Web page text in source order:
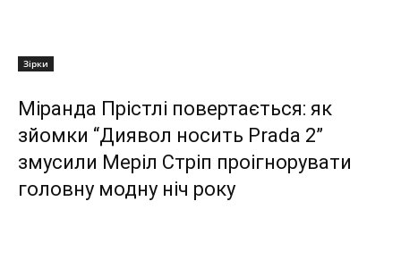
Зірки
Міранда Прістлі повертається: як
зйомки “Диявол носить Prada 2”
змусили Меріл Стріп проігнорувати
головну модну ніч року